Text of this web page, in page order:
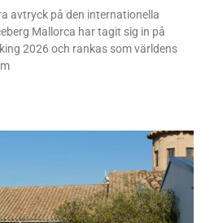
avtryck på den internationella
Mallorca har tagit sig in på
2026 och rankas som världens